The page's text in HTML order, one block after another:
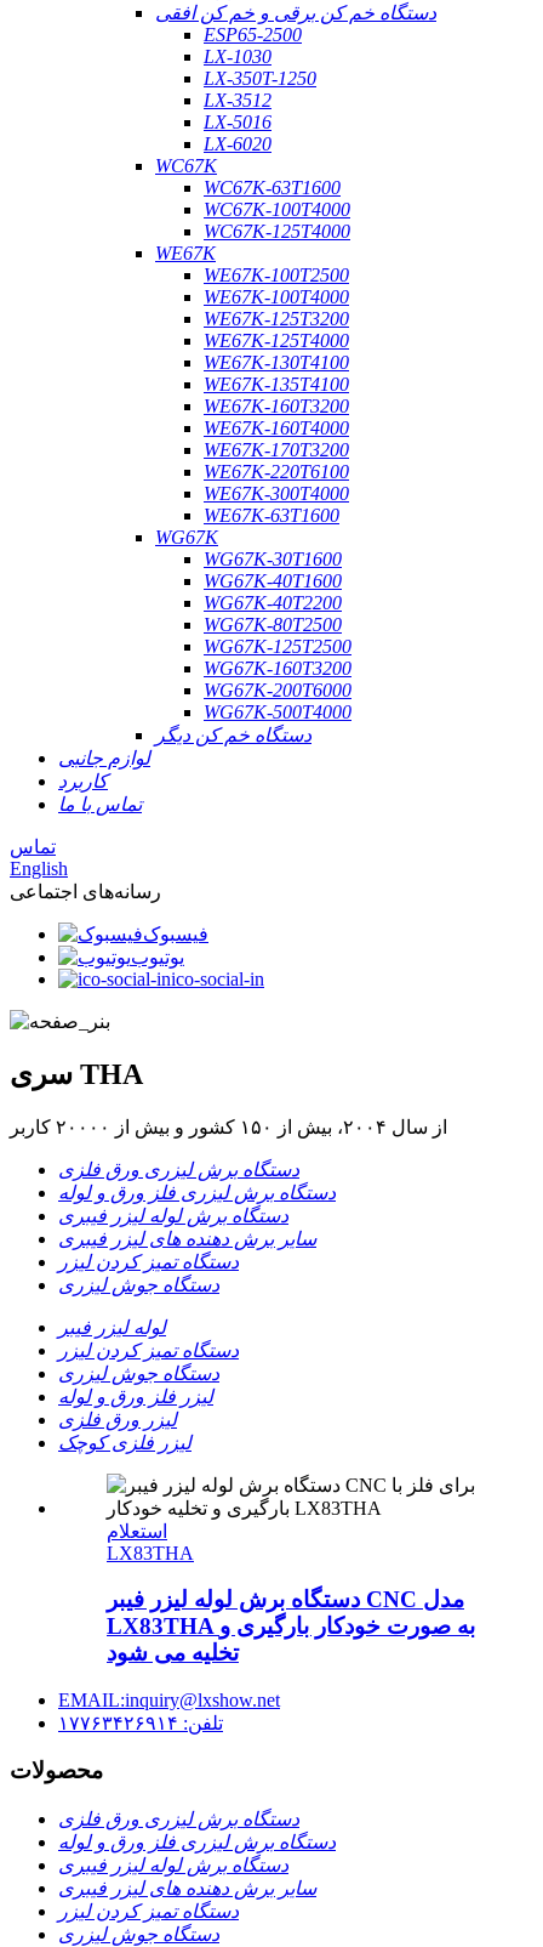
دستگاه خم کن برقی و خم کن افقی
ESP65-2500
LX-1030
LX-350T-1250
LX-3512
LX-5016
LX-6020
WC67K
WC67K-63T1600
WC67K-100T4000
WC67K-125T4000
WE67K
WE67K-100T2500
WE67K-100T4000
WE67K-125T3200
WE67K-125T4000
WE67K-130T4100
WE67K-135T4100
WE67K-160T3200
WE67K-160T4000
WE67K-170T3200
WE67K-220T6100
WE67K-300T4000
WE67K-63T1600
WG67K
WG67K-30T1600
WG67K-40T1600
WG67K-40T2200
WG67K-80T2500
WG67K-125T2500
WG67K-160T3200
WG67K-200T6000
WG67K-500T4000
دستگاه خم کن دیگر
لوازم جانبی
کاربرد
تماس با ما
تماس
English
رسانه‌های اجتماعی
فیسبوک
یوتیوب
ico-social-in
سری THA
از سال ۲۰۰۴، بیش از ۱۵۰ کشور و بیش از ۲۰۰۰۰ کاربر
دستگاه برش لیزری ورق فلزی
دستگاه برش لیزری فلز ورق و لوله
دستگاه برش لوله لیزر فیبری
سایر برش دهنده های لیزر فیبری
دستگاه تمیز کردن لیزر
دستگاه جوش لیزری
لوله لیزر فیبر
دستگاه تمیز کردن لیزر
دستگاه جوش لیزری
لیزر فلز ورق و لوله
لیزر ورق فلزی
لیزر فلزی کوچک
استعلام
LX83THA
دستگاه برش لوله لیزر فیبر CNC مدل
LX83THA به صورت خودکار بارگیری و
تخلیه می شود
EMAIL:inquiry@lxshow.net
تلفن: ۱۷۷۶۳۴۲۶۹۱۴
محصولات
دستگاه برش لیزری ورق فلزی
دستگاه برش لیزری فلز ورق و لوله
دستگاه برش لوله لیزر فیبری
سایر برش دهنده های لیزر فیبری
دستگاه تمیز کردن لیزر
دستگاه جوش لیزری